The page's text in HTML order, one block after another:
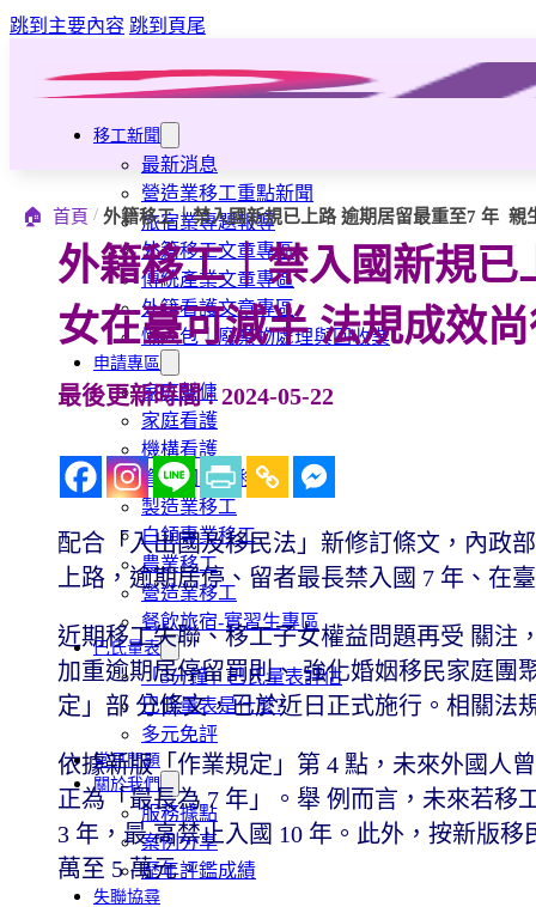
跳到主要內容 跳到頁尾
移工新聞
最新消息
營造業移工重點新聞
旅宿業專題報導
外籍移工文章專區
傳統產業文章專區
外籍看護文章專區
懶人包｜廢棄物處理與回收業
申請專區
家庭幫傭
家庭看護
機構看護
資源回收業移工
製造業移工
白領專業移工
農業移工
營造業移工
餐飲旅宿-實習生專區
巴氏量表
「3分鐘」巴氏量表評估
巴氏量表是什麼?
多元免評
常見問題
關於我們
服務據點
案例分享
歷年評鑑成績
失聯協尋
🏠 首頁 / 外籍移工｜禁入國新規已上路 逾期居留最重至7 年 親
外籍移工｜禁入國新規
女在臺可減半 法規成效
最後更新時間 : 2024-05-22
配合「入出國及移民法」新修訂條文，內政
上路，逾期居停、留者最長禁入國 7 年、在
近期移工失聯、移工子女權益問題再受 關注
加重逾期居停留罰則、 強化婚姻移民家庭團
定」部 分條文，已於近日正式施行。相關
依據新版「作業規定」第 4 點，未來外國人
正為「最長為 7 年」。舉 例而言，未來若移
3 年，最 高禁止入國 10 年。此外，按新版
萬至 5 萬元。